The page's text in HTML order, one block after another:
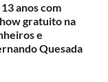
anos com
gratuito na
e
Quesada